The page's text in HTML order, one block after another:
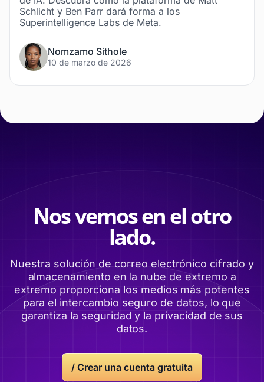
Schlicht y Ben Parr dará forma a los
Superintelligence Labs de Meta.
Nomzamo Sithole
10 de marzo de 2026
Nos vemos en el otro
lado.
Nuestra solución de correo electrónico cifrado y
almacenamiento en la nube de extremo a
extremo proporciona los medios más potentes
para el intercambio seguro de datos, lo que
garantiza la seguridad y la privacidad de sus
datos.
/ Crear una cuenta gratuita